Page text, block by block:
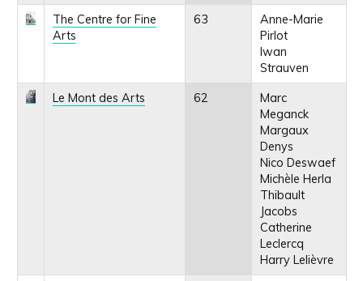
The Centre for Fine
Arts
63
Anne-Marie
Pirlot
Iwan
Strauven
Le Mont des Arts 62
Marc
Meganck
Margaux
Denys
Nico Deswaef
Michèle Herla
Thibault
Jacobs
Catherine
Leclercq
Harry Lelièvre